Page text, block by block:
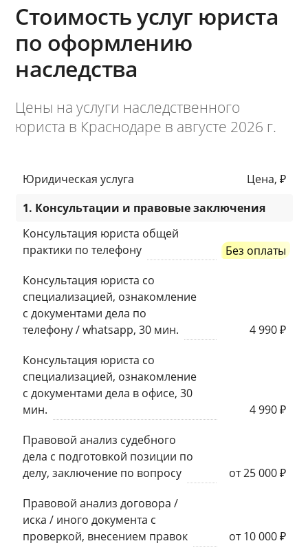
Стоимость услуг юриста
по оформлению
наследства
Цены на услуги наследственного
юриста в Краснодаре в августе 2026 г.
Юридическая услуга
Цена, ₽
1. Консультации и правовые заключения
Консультация юриста общей
практики по телефону
Без оплаты
Консультация юриста со
специализацией, ознакомление
с документами дела по
телефону / whatsapp, 30 мин.
4 990 ₽
Консультация юриста со
специализацией, ознакомление
с документами дела в офисе, 30
мин.
4 990 ₽
Правовой анализ судебного
дела с подготовкой позиции по
делу, заключение по вопросу
от 25 000 ₽
Правовой анализ договора /
иска / иного документа с
проверкой, внесением правок
от 10 000 ₽